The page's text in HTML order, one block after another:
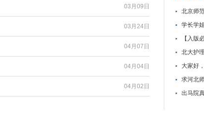
03月09日
03月24日
04月07日
04月04日
04月02日
北京师
学长学
【入版
北大护
大家好
资料...
求河北
出马院